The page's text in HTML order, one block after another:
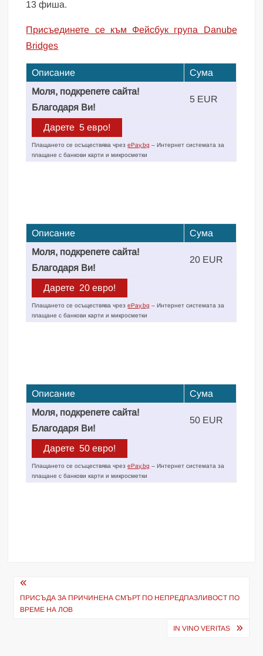
13 фиша.
Присъединете се към Фейсбук група Danube
Bridges
Описание
Сума
Моля, подкрепете сайта!
Благодаря Ви!
5 EUR
Плащането се осъществява чрезePay.bg – Интернет системата за
плащане с банкови карти и микросметки
Описание
Сума
Моля, подкрепете сайта!
Благодаря Ви!
20 EUR
Плащането се осъществява чрезePay.bg – Интернет системата за
плащане с банкови карти и микросметки
Описание
Сума
Моля, подкрепете сайта!
Благодаря Ви!
50 EUR
Плащането се осъществява чрезePay.bg – Интернет системата за
плащане с банкови карти и микросметки
Навигация
ПРИСЪДА ЗА ПРИЧИНЕНА СМЪРТ ПО НЕПРЕДПАЗЛИВОСТ ПО
ВРЕМЕ НА ЛОВ
IN VINO VERITAS